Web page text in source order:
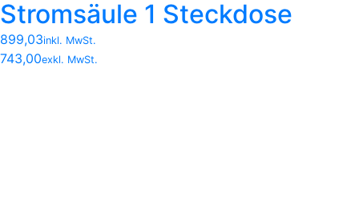
Stromsäule 1 Steckdose
899,03inkl. MwSt.
743,00exkl. MwSt.